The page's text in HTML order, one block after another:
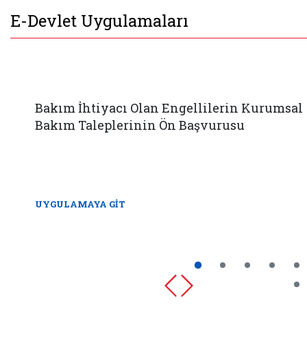
E-Devlet Uygulamaları
Bakım İhtiyacı Olan Engellilerin Kurumsal
Bakım Taleplerinin Ön Başvurusu
UYGULAMAYA GİT